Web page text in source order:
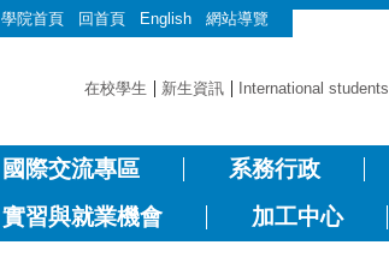
學院首頁 回首頁 English 網站導覽
在校學生 新生資訊 International students
國際交流專區
系務行政
實習與就業機會 加工中心